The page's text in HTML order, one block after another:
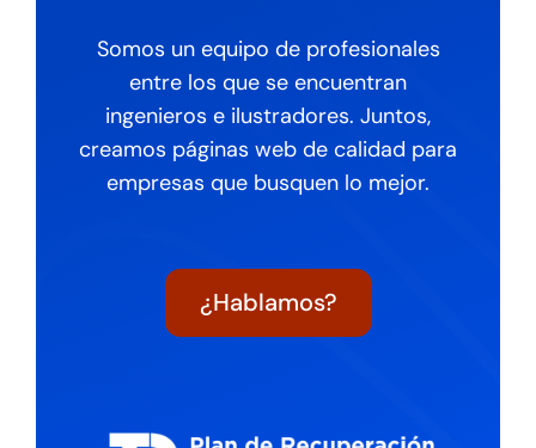
Somos un equipo de profesionales
entre los que se encuentran
ingenieros e ilustradores. Juntos,
creamos páginas web de calidad para
empresas que busquen lo mejor.
¿Hablamos?